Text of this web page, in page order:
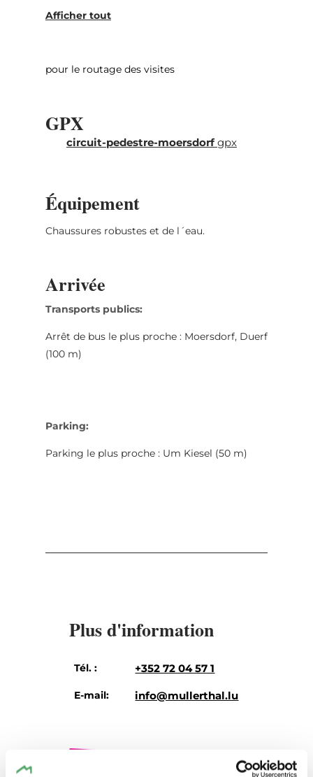
variée, mais parfois exigeante.
pour le routage des visites
GPX
circuit-pedestre-moersdorfgpx
Équipement
Chaussures robustes et de l´eau.
Arrivée
Transports publics:
Arrêt de bus le plus proche : Moersdorf, Duerf
(100 m)
Parking:
Parking le plus proche : Um Kiesel (50 m)
Plus d'information
Tél. : +352 72 04 57 1
E-mail: info@mullerthal.lu